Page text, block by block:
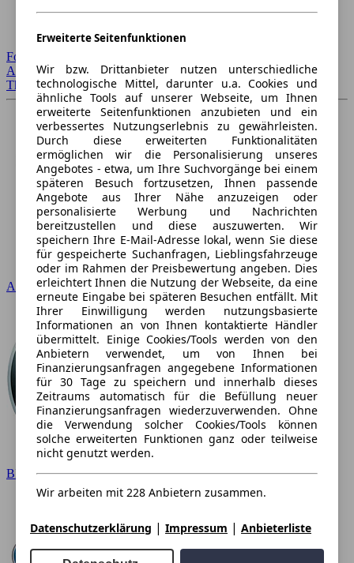
Forum Startseite
Alle Auto-Foren
Themen-Forum
Audi
BMW
Erweiterte Seitenfunktionen
Wir bzw. Drittanbieter nutzen unterschiedliche
technologische Mittel, darunter u.a. Cookies und
ähnliche Tools auf unserer Webseite, um Ihnen
erweiterte Seitenfunktionen anzubieten und ein
verbessertes Nutzungserlebnis zu gewährleisten.
Durch diese erweiterten Funktionalitäten
ermöglichen wir die Personalisierung unseres
Angebotes - etwa, um Ihre Suchvorgänge bei einem
späteren Besuch fortzusetzen, Ihnen passende
Angebote aus Ihrer Nähe anzuzeigen oder
personalisierte Werbung und Nachrichten
bereitzustellen und diese auszuwerten. Wir
speichern Ihre E-Mail-Adresse lokal, wenn Sie diese
für gespeicherte Suchanfragen, Lieblingsfahrzeuge
oder im Rahmen der Preisbewertung angeben. Dies
erleichtert Ihnen die Nutzung der Webseite, da eine
erneute Eingabe bei späteren Besuchen entfällt. Mit
Ihrer Einwilligung werden nutzungsbasierte
Informationen an von Ihnen kontaktierte Händler
übermittelt. Einige Cookies/Tools werden von den
Anbietern verwendet, um von Ihnen bei
Finanzierungsanfragen angegebene Informationen
für 30 Tage zu speichern und innerhalb dieses
Zeitraums automatisch für die Befüllung neuer
Finanzierungsanfragen wiederzuverwenden. Ohne
die Verwendung solcher Cookies/Tools können
solche erweiterten Funktionen ganz oder teilweise
nicht genutzt werden.
Wir arbeiten mit 228 Anbietern zusammen.
Datenschutzerklärung | Impressum | Anbieterliste